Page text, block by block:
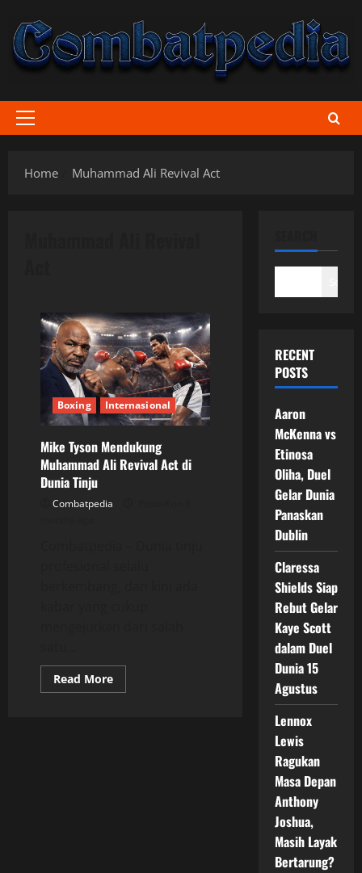
content
Primary
Home
Muhammad Ali Revival Act
Boxing Internasional
Mike Tyson Mendukung
Muhammad Ali Revival Act di
Dunia Tinju
Combatpedia
Read MoreRead
more
RECENT
POSTS
Aaron
McKenna vs
Etinosa
Oliha, Duel
Gelar Dunia
Panaskan
Dublin
Claressa
Shields Siap
Rebut Gelar
Kaye Scott
dalam Duel
Dunia 15
Agustus
Lennox
Lewis
Ragukan
Masa Depan
Anthony
Joshua,
Masih Layak
Bertarung?